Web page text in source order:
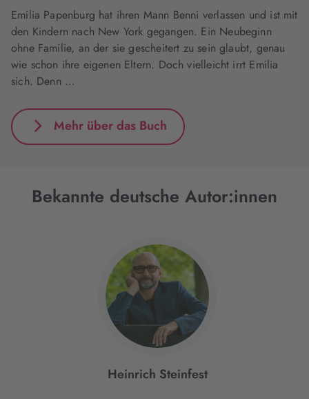
Emilia Papenburg hat ihren Mann Benni verlassen und ist mit
den Kindern nach New York gegangen. Ein Neubeginn
ohne Familie, an der sie gescheitert zu sein glaubt, genau
wie schon ihre eigenen Eltern. Doch vielleicht irrt Emilia
sich. Denn …
Mehr über das Buch
Bekannte deutsche Autor:innen
Heinrich Steinfest